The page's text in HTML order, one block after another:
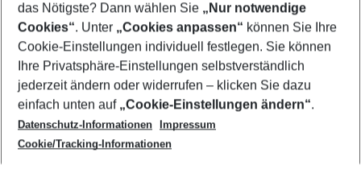
Footer
Footer navigation
Über uns
AGB
Cookie-Einstellungen ändern
Cookie-Richtlinie
Datenschutz
Service & Hilfe
Barrierefreies Reisen
Check-in
Folgen Sie uns
das Nötigste? Dann wählen Sie „Nur notwendige
Cookies“. Unter „Cookies anpassen“ können Sie Ihre
Cookie-Einstellungen individuell festlegen. Sie können
Ihre Privatsphäre-Einstellungen selbstverständlich
jederzeit ändern oder widerrufen – klicken Sie dazu
einfach unten auf „Cookie-Einstellungen ändern“.
Datenschutz-Informationen
Impressum
Cookie/Tracking-Informationen